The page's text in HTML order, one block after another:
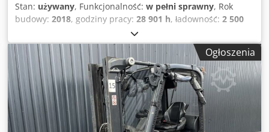
Stan: używany, Funkcjonalność: w pełni sprawny, Rok
budowy: 2018, godziny pracy: 28 901 h, ładowność: 2 500
4 050 mm
typ masztu:Simplex, wysokość konstrukcyjna:2 677 mm,
typ napędu: Treibgas, Wózek widłowy zasilany gazem Klasa
ISO: Klasa ISO 2 = 1000 – 2500 kg Typ masztu: Standardowy
Stan: Gotowy do pracy i w pełni sprawny Stan techniczny:
dobry Cedpozri Tzjfx Aqqorf 3. zawór, 4. zawór, pełna
kabina.
Ogłoszenia